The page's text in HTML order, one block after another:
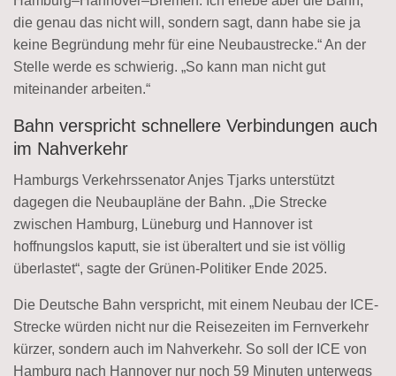
die genau das nicht will, sondern sagt, dann habe sie ja
keine Begründung mehr für eine Neubaustrecke.“ An der
Stelle werde es schwierig. „So kann man nicht gut
miteinander arbeiten.“
Bahn verspricht schnellere Verbindungen auch
im Nahverkehr
Hamburgs Verkehrssenator Anjes Tjarks unterstützt
dagegen die Neubaupläne der Bahn. „Die Strecke
zwischen Hamburg, Lüneburg und Hannover ist
hoffnungslos kaputt, sie ist überaltert und sie ist völlig
überlastet“, sagte der Grünen-Politiker Ende 2025.
Die Deutsche Bahn verspricht, mit einem Neubau der ICE-
Strecke würden nicht nur die Reisezeiten im Fernverkehr
kürzer, sondern auch im Nahverkehr. So soll der ICE von
Hamburg nach Hannover nur noch 59 Minuten unterwegs